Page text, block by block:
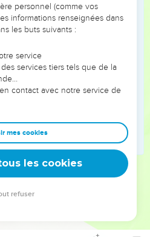
suis-je alors écrié, entends
livre-les au pillage et à
étranger !
n’efface pas leur faute : ils
que nous rebâtissons la
travaillé à la reconstruction de
jusqu’à mi-hauteur sur
s’y était mis de tout son cœur.
avec autorisation. Pour vous procurer
personnel (comme vos
informations renseignées dans
les buts suivants :
service
services tiers tels que de la
contact avec notre service de
mes cookies
les cookies
refuser